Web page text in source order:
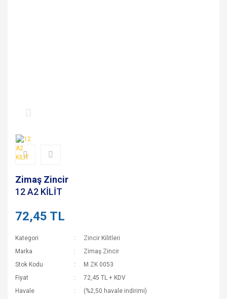
Zimaş Zincir
12 A2 KİLİT
72,45 TL
Kategori
Zincir Kilitleri
Marka
Zimaş Zincir
Stok Kodu
M ZK 0053
Fiyat
72,45 TL + KDV
Havale
(%2,50 havale indirimi)